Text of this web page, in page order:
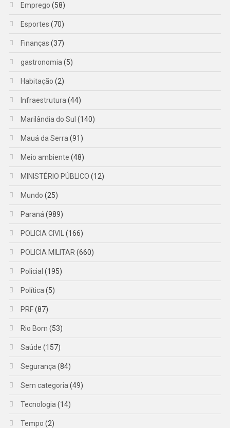
Emprego (58)
Esportes (70)
Finanças (37)
gastronomia (5)
Habitação (2)
Infraestrutura (44)
Marilândia do Sul (140)
Mauá da Serra (91)
Meio ambiente (48)
MINISTÉRIO PÚBLICO (12)
Mundo (25)
Paraná (989)
POLICIA CIVIL (166)
POLICIA MILITAR (660)
Policial (195)
Política (5)
PRF(87)
Rio Bom (53)
Saúde (157)
Segurança (84)
Sem categoria (49)
Tecnologia (14)
Tempo (2)